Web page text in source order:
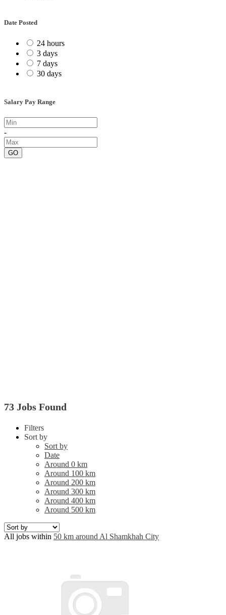
Date Posted
24 hours
3 days
7 days
30 days
Salary Pay Range
-
GO
73 Jobs Found
Filters
Sort by
Sort by
Date
Around 0 km
Around 100 km
Around 200 km
Around 300 km
Around 400 km
Around 500 km
All jobs within 50 km around Al Shamkhah City